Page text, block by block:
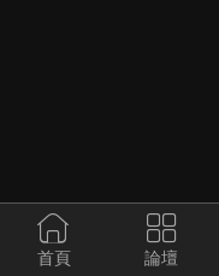
首頁 論壇